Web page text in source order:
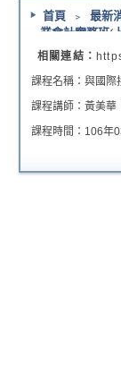
首頁 ﹥
最新
業會計實務班(
相關連結：
課程名稱：與國際
課程講師：黃美
課程時間：106年